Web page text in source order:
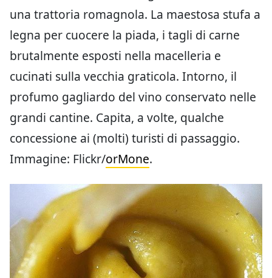
una trattoria romagnola. La maestosa stufa a
legna per cuocere la piada, i tagli di carne
brutalmente esposti nella macelleria e
cucinati sulla vecchia graticola. Intorno, il
profumo gagliardo del vino conservato nelle
grandi cantine. Capita, a volte, qualche
concessione ai (molti) turisti di passaggio.
Immagine: Flickr/orMone.